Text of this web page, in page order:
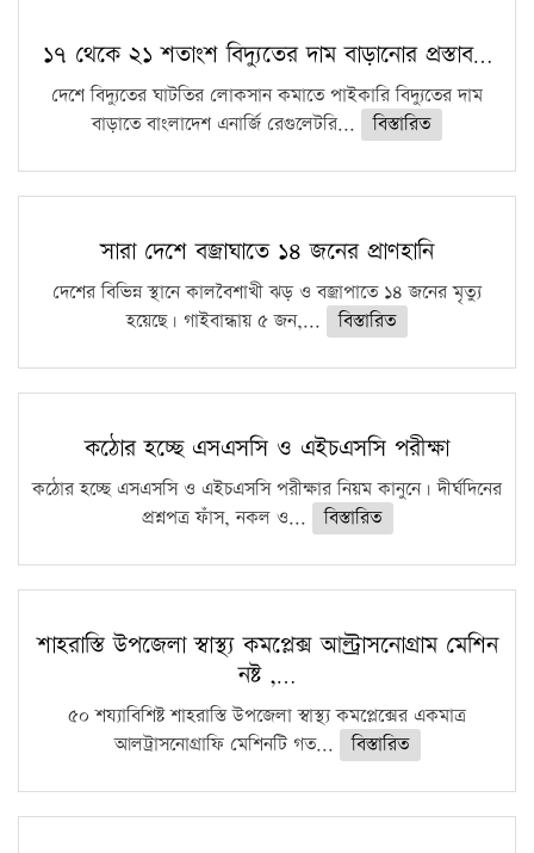
১৭ থেকে ২১ শতাংশ বিদ্যুতের দাম বাড়ানোর প্রস্তাব…
দেশে বিদ্যুতের ঘাটতির লোকসান কমাতে পাইকারি বিদ্যুতের দাম
বাড়াতে বাংলাদেশ এনার্জি রেগুলেটরি...
বিস্তারিত
সারা দেশে বজ্রাঘাতে ১৪ জনের প্রাণহানি
দেশের বিভিন্ন স্থানে কালবৈশাখী ঝড় ও বজ্রাপাতে ১৪ জনের মৃত্যু
হয়েছে। গাইবান্ধায় ৫ জন,...
বিস্তারিত
কঠোর হচ্ছে এসএসসি ও এইচএসসি পরীক্ষা
কঠোর হচ্ছে এসএসসি ও এইচএসসি পরীক্ষার নিয়ম কানুনে। দীর্ঘদিনের
প্রশ্নপত্র ফাঁস, নকল ও...
বিস্তারিত
শাহরাস্তি উপজেলা স্বাস্থ্য কমপ্লেক্স আল্ট্রাসনোগ্রাম মেশিন
নষ্ট ,…
৫০ শয্যাবিশিষ্ট শাহরাস্তি উপজেলা স্বাস্থ্য কমপ্লেক্সের একমাত্র
আলট্রাসনোগ্রাফি মেশিনটি গত...
বিস্তারিত